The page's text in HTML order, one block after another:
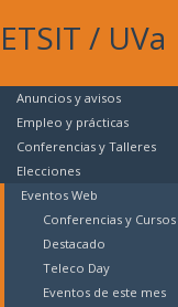
ETSIT / UVa
Anuncios y avisos
Empleo y prácticas
Conferencias y Talleres
Elecciones
Eventos Web
Conferencias y Cursos
Destacado
Teleco Day
Eventos de este mes